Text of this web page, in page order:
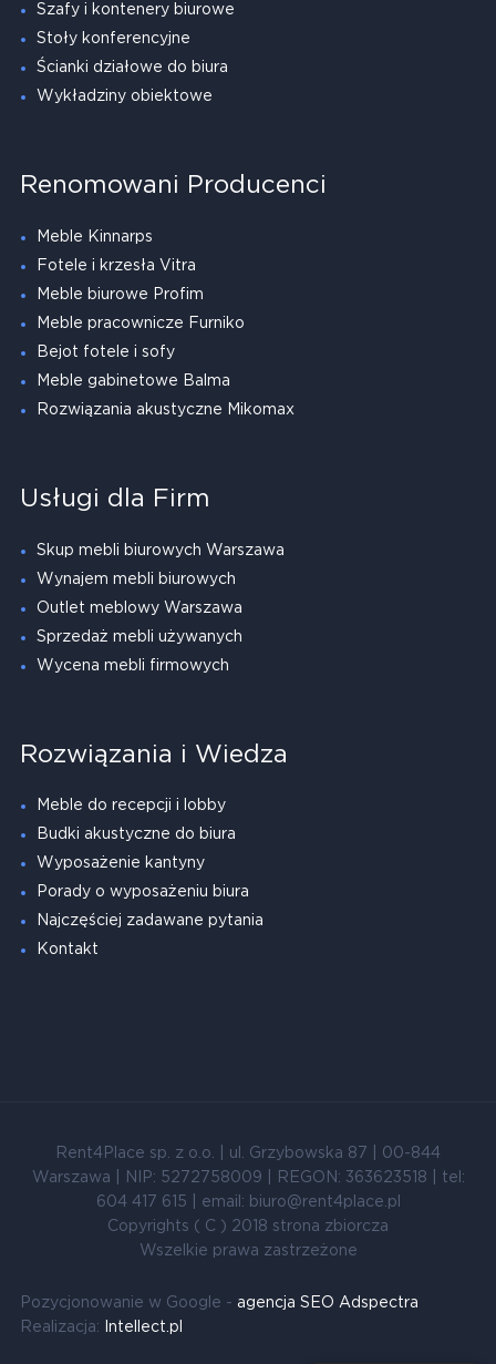
Szafy i kontenery biurowe
Stoły konferencyjne
Ścianki działowe do biura
Wykładziny obiektowe
Renomowani Producenci
Meble Kinnarps
Fotele i krzesła Vitra
Meble biurowe Profim
Meble pracownicze Furniko
Bejot fotele i sofy
Meble gabinetowe Balma
Rozwiązania akustyczne Mikomax
Usługi dla Firm
Skup mebli biurowych Warszawa
Wynajem mebli biurowych
Outlet meblowy Warszawa
Sprzedaż mebli używanych
Wycena mebli firmowych
Rozwiązania i Wiedza
Meble do recepcji i lobby
Budki akustyczne do biura
Wyposażenie kantyny
Porady o wyposażeniu biura
Najczęściej zadawane pytania
Kontakt
Rent4Place sp. z o.o. | ul. Grzybowska 87 | 00-844
Warszawa | NIP: 5272758009 | REGON: 363623518 | tel:
604 417 615 | email: biuro@rent4place.pl
Copyrights ( C ) 2018 strona zbiorcza
Wszelkie prawa zastrzeżone
Pozycjonowanie w Google - agencja SEO Adspectra
Realizacja:
Intellect.pl